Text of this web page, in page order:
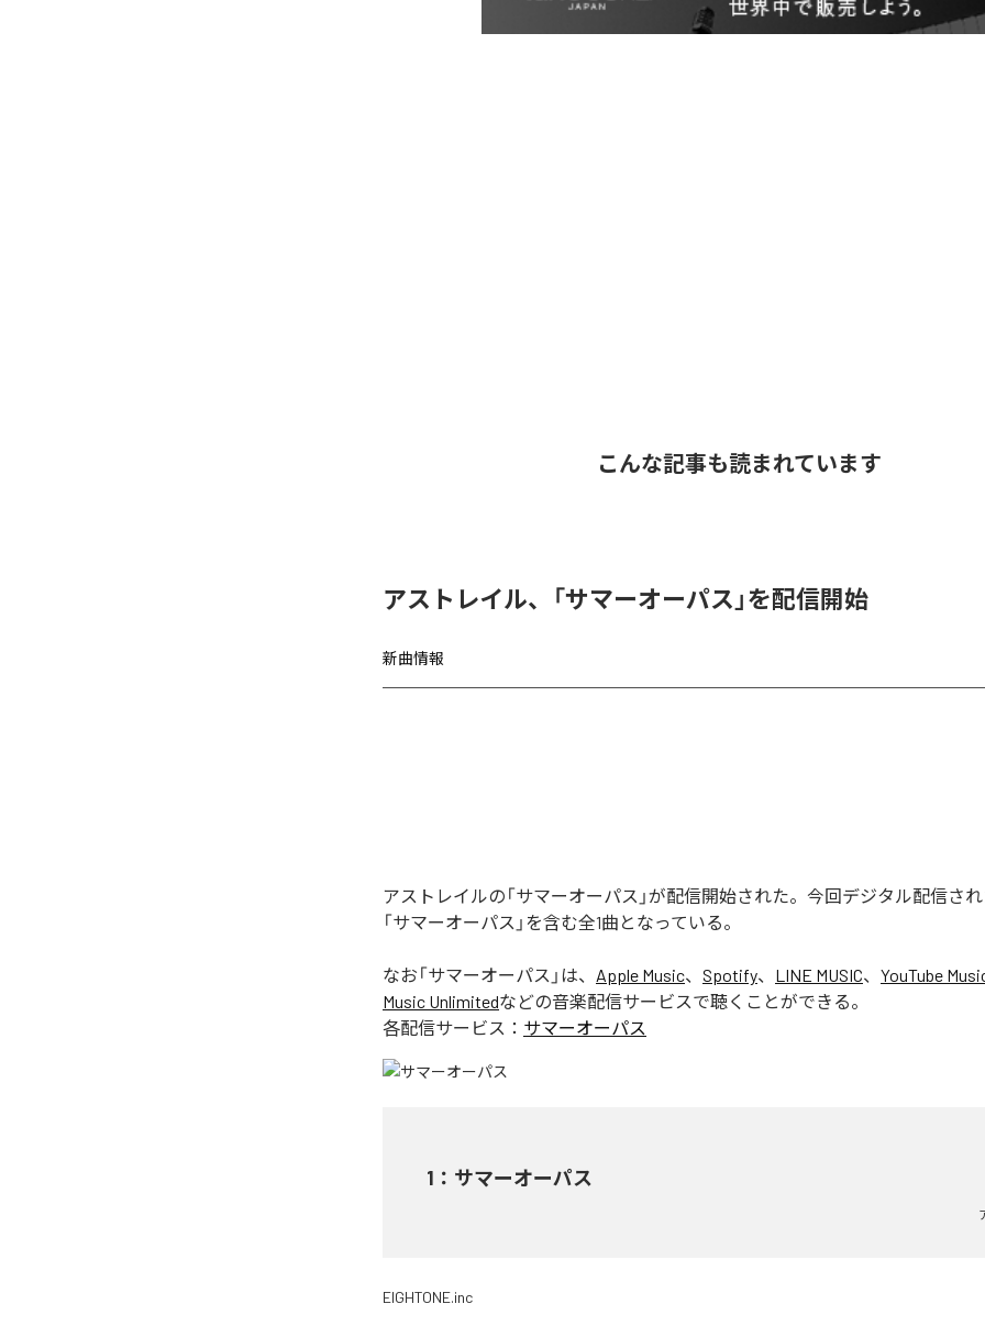
こんな記事も読まれています
アストレイル、「サマーオーパス」を配信開始
新曲情報
アストレイルの「サマーオーパス」が配信開始された。今回デジタル配信され
「サマーオーパス」を含む全1曲となっている。
なお「サマーオーパス 」は、 Apple Music、 Spotify、 LINE MUSIC、 YouTube
Music Unlimitedなどの音楽配信サービスで聴くことができる。
各配信サービス： サマーオーパス
1 ： サマーオーパス
EIGHTONE.inc